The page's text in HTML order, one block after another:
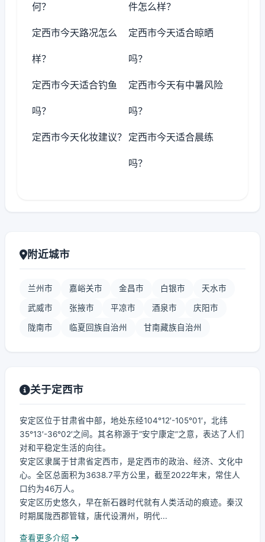
何？ 件怎么样？
定西市今天路况怎么
样？
定西市今天适合晾晒
吗？
定西市今天适合钓鱼
吗？
定西市今天有中暑风险
吗？
定西市今天化妆建议？ 定西市今天适合晨练
吗？
附近城市
兰州市 嘉峪关市 金昌市 白银市 天水市
武威市 张掖市 平凉市 酒泉市 庆阳市
陇南市 临夏回族自治州 甘南藏族自治州
关于定西市
安定区位于甘肃省中部，地处东经104°12′-105°01′，北纬
35°13′-36°02′之间。其名称源于“安宁康定”之意，表达了人们
对和平稳定生活的向往。
安定区隶属于甘肃省定西市，是定西市的政治、经济、文化中
心。全区总面积为3638.7平方公里，截至2022年末，常住人
口约为46万人。
安定区历史悠久，早在新石器时代就有人类活动的痕迹。秦汉
时期属陇西郡管辖，唐代设渭州，明代...
查看更多介绍